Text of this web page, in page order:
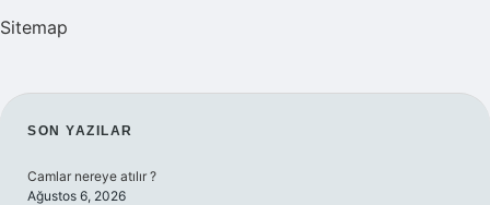
Sitemap
SIDEBAR
SON YAZILAR
Camlar nereye atılır ?
Ağustos 6, 2026